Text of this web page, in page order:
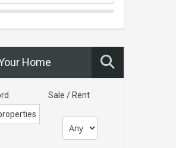
Home
Sale / Rent